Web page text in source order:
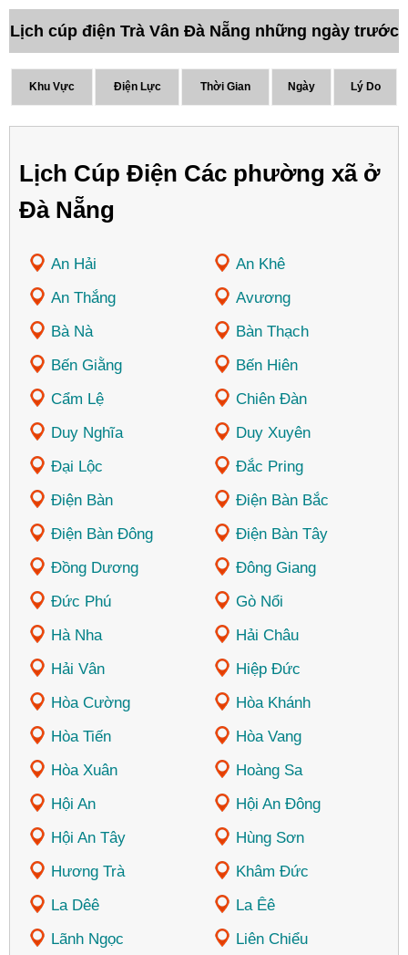
Lịch cúp điện Trà Vân Đà Nẵng những ngày trước
Khu Vực Điện Lực Thời Gian Ngày Lý Do
Lịch Cúp Điện Các phường xã ở
Đà Nẵng
An Hải
An Khê
An Thắng
Avương
Bà Nà
Bàn Thạch
Bến Giằng
Bến Hiên
Cẩm Lệ
Chiên Đàn
Duy Nghĩa
Duy Xuyên
Đại Lộc
Đắc Pring
Điện Bàn
Điện Bàn Bắc
Điện Bàn Đông
Điện Bàn Tây
Đồng Dương
Đông Giang
Đức Phú
Gò Nổi
Hà Nha
Hải Châu
Hải Vân
Hiệp Đức
Hòa Cường
Hòa Khánh
Hòa Tiến
Hòa Vang
Hòa Xuân
Hoàng Sa
Hội An
Hội An Đông
Hội An Tây
Hùng Sơn
Hương Trà
Khâm Đức
La Dêê
La Êê
Lãnh Ngọc
Liên Chiểu